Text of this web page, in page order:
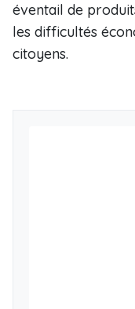
éventail de
les difficultés
citoyens.